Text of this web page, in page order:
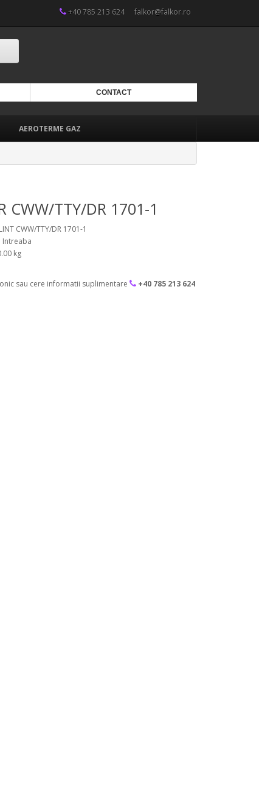
+40 785 213 624 falkor@falkor.ro
CONTACT
AEROTERME GAZ
CWW/TTY/DR 1701-1
CWW/TTY/DR 1701-1
Intreaba
kg
sau cere informatii suplimentare +40 785 213 624